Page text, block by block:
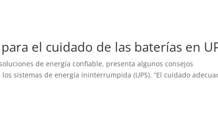
el cuidado de las baterías en
de energía confiable, presenta algunos consejos
sistemas de energía ininterrumpida (UPS). “El cuidado